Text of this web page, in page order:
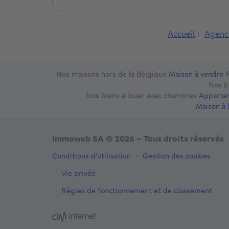
Professionnalisme : Une équipe qualifiée,
Découvrez nos dernières offres
Contactez-nous dès aujourd'hui pour une
projet immobilier. Nous sommes là pour
Accueil
Nos maisons hors de la Belgique Maison à vendre
Nos
Nos biens à louer avec chambres
Maison à
Immoweb SA © 2026 - Tous droits réservés
Conditions d'utilisation
Gestion des cookies
Vie privée
Règles de fonctionnement et de classement